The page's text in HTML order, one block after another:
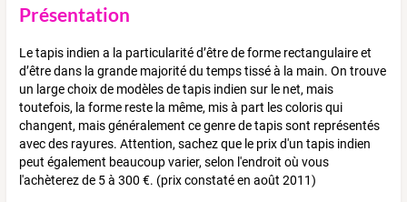
Présentation
Le tapis indien a la particularité d’être de forme rectangulaire et
d’être dans la grande majorité du temps tissé à la main. On trouve
un large choix de modèles de tapis indien sur le net, mais
toutefois, la forme reste la même, mis à part les coloris qui
changent, mais généralement ce genre de tapis sont représentés
avec des rayures. Attention, sachez que le prix d'un tapis indien
peut également beaucoup varier, selon l'endroit où vous
l'achèterez de 5 à 300 €. (prix constaté en août 2011)